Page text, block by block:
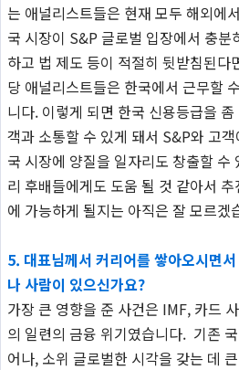
는 애널리스트들은 현재 모두 해외에
국 시장이 S&P 글로벌 입장에서 충
하고 법 제도 등이 적절히 뒷받침된다
당 애널리스트들은 한국에서 근무할
니다. 이렇게 되면 한국 신용등급을
객과 소통할 수 있게 돼서 S&P와 고
국 시장에 양질을 일자리도 창출할 수
리 후배들에게도 도움 될 것 같아서
에 가능하게 될지는 아직은 잘 모르겠
5. 대표님께서 커리어를 쌓아오시면
나 사람이 있으신가요?
가장 큰 영향을 준 사건은 IMF, 카드
의 일련의 금융 위기였습니다. 기존
어나, 소위 글로벌한 시각을 갖는 데